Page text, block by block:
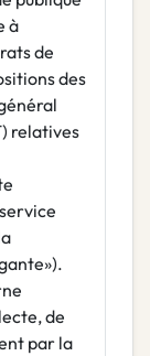
à
de
des
relatives
de
par la